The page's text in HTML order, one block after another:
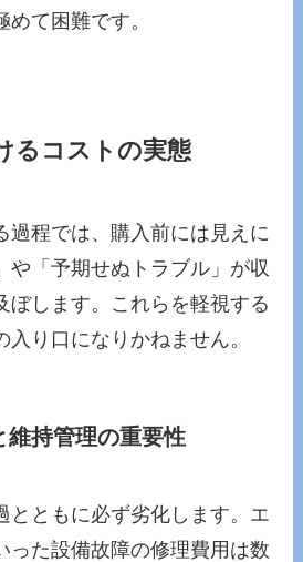
て困難です。
るコストの実態
過程では、購入前には見えに
や「予期せぬトラブル」が収
ぼします。これらを軽視する
入り口になりかねません。
維持管理の重要性
とともに必ず劣化します。エ
った設備故障の修理費用は数